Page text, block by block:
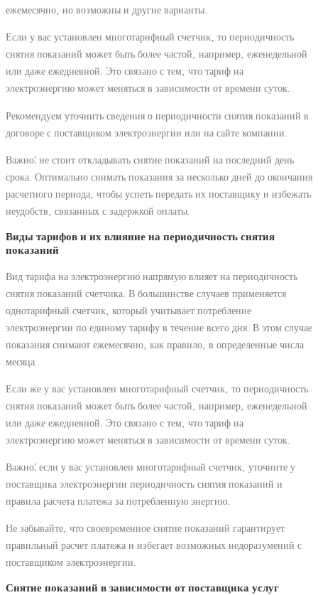
ежемесячно‚ но возможны и другие варианты.
Если у вас установлен многотарифный счетчик‚ то периодичность
снятия показаний может быть более частой‚ например‚ еженедельной
или даже ежедневной. Это связано с тем‚ что тариф на
электроэнергию может меняться в зависимости от времени суток.
Рекомендуем уточнить сведения о периодичности снятия показаний в
договоре с поставщиком электроэнергии или на сайте компании.
Важно⁚ не стоит откладывать снятие показаний на последний день
срока. Оптимально снимать показания за несколько дней до окончания
расчетного периода‚ чтобы успеть передать их поставщику и избежать
неудобств‚ связанных с задержкой оплаты.
Виды тарифов и их влияние на периодичность снятия
показаний
Вид тарифа на электроэнергию напрямую влияет на периодичность
снятия показаний счетчика. В большинстве случаев применяется
однотарифный счетчик‚ который учитывает потребление
электроэнергии по единому тарифу в течение всего дня. В этом случае
показания снимают ежемесячно‚ как правило‚ в определенные числа
месяца.
Если же у вас установлен многотарифный счетчик‚ то периодичность
снятия показаний может быть более частой‚ например‚ еженедельной
или даже ежедневной. Это связано с тем‚ что тариф на
электроэнергию может меняться в зависимости от времени суток.
Важно⁚ если у вас установлен многотарифный счетчик‚ уточните у
поставщика электроэнергии периодичность снятия показаний и
правила расчета платежа за потребленную энергию.
Не забывайте‚ что своевременное снятие показаний гарантирует
правильный расчет платежа и избегает возможных недоразумений с
поставщиком электроэнергии.
Снятие показаний в зависимости от поставщика услуг